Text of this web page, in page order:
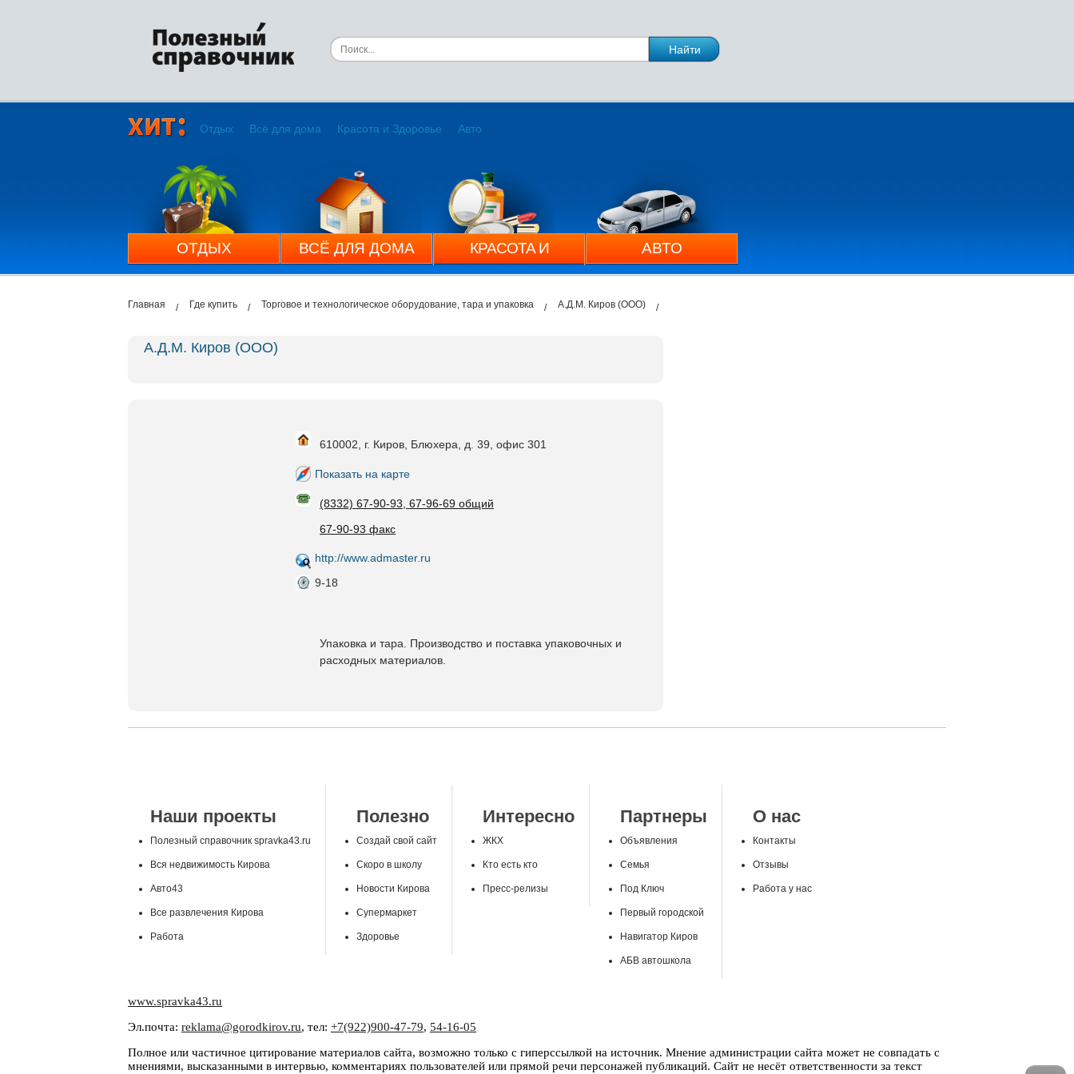
Отдых Всё для дома Красота и Здоровье Авто
ОТДЫХ ВСЁ ДЛЯ ДОМА
КРАСОТА И
ЗДОРОВЬЕ
АВТО
Главная Где купить Торговое и технологическое оборудование, тара и упаковка А.Д.М. Киров (ООО)
А.Д.М. Киров (ООО)
610002, г. Киров, Блюхера, д. 39, офис 301
Показать на карте
(8332) 67-90-93, 67-96-69 общий
67-90-93 факс
http://www.admaster.ru
9-18
Упаковка и тара. Производство и поставка упаковочных и
расходных материалов.
Наши проекты
Полезный справочник spravka43.ru
Вся недвижимость Кирова
Авто43
Все развлечения Кирова
Работа
Полезно
Создай свой сайт
Скоро в школу
Новости Кирова
Супермаркет
Здоровье
Интересно
ЖКХ
Кто есть кто
Пресс-релизы
Партнеры
Объявления
Семья
Под Ключ
Первый городской
Навигатор Киров
АБВ автошкола
О нас
Контакты
Отзывы
Работа у нас
www.spravka43.ru
Эл.почта: reklama@gorodkirov.ru, тел: +7(922)900-47-79, 54-16-05
Полное или частичное цитирование материалов сайта, возможно только с гиперссылкой на источник. Мнение администрации сайта может не совпадать с
мнениями, высказанными в интервью, комментариях пользователей или прямой речи персонажей публикаций. Сайт не несёт ответственности за текст